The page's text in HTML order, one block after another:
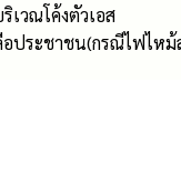
เวณโค้งตัวเอส
ประชาชน(กรณีไฟไหม้